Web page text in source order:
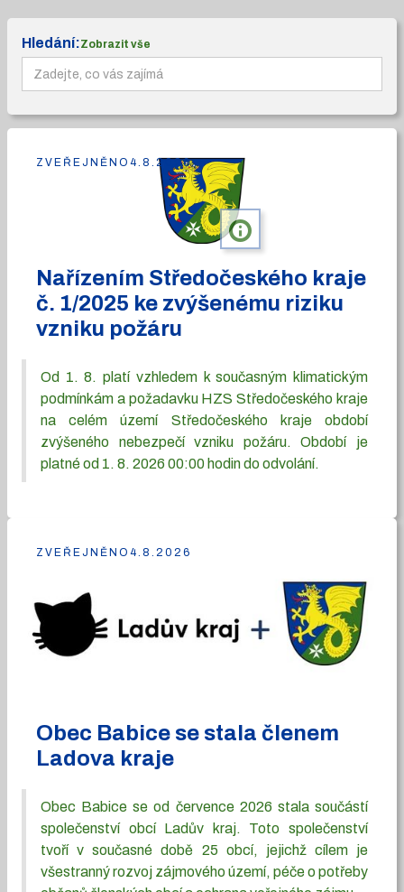
Hledání:Zobrazit vše
info
Nařízením Středočeského kraje
č. 1/2025 ke zvýšenému riziku
vzniku požáru
Od 1. 8. platí vzhledem k současným klimatickým
podmínkám a požadavku HZS Středočeského kraje
na celém území Středočeského kraje období
zvýšeného nebezpečí vzniku požáru. Období je
platné od 1. 8. 2026 00:00 hodin do odvolání.
ZVEŘEJNĚNO 4.8.2026
Obec Babice se stala členem
Ladova kraje
Obec Babice se od července 2026 stala součástí
společenství obcí Ladův kraj. Toto společenství
tvoří v současné době 25 obcí, jejichž cílem je
všestranný rozvoj zájmového území, péče o potřeby
ZVEŘEJNĚNO 4.8.2026